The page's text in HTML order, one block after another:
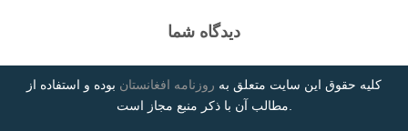
دیدگاه شما
کلیه حقوق این سایت متعلق به روزنامه افغانستان بوده و استفاده از